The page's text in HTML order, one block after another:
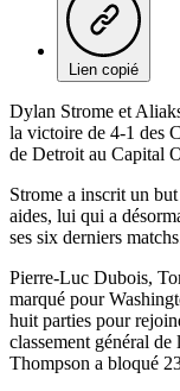
Lien copié
Dylan Strome et
la victoire de 4-1 des
de Detroit au Capital
Strome a inscrit un
aides, lui qui a
ses six derniers
Pierre-Luc Dubois,
marqué pour
huit parties pour
classement général
Thompson a bloqué